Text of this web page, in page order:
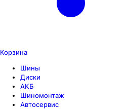
Корзина
Шины
Диски
АКБ
Шиномонтаж
Автосервис